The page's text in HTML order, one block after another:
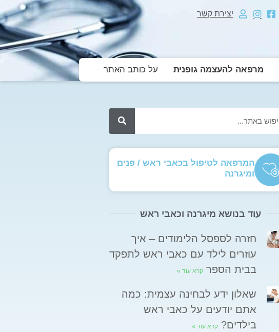
יצירת קשר
מרפאה להעצמה גופנית על כותב האתר
המרפאה לטיפול בכאבי ראש / פנים
ומיגרנה
עוד בנושא מיגרנה וכאבי ראש
חזרה לספסל הלימודים – איך
עוזרים לילד עם כאבי ראש לתפקד
בבית הספר קרא עוד »
שאלון ידע לבחינה עצמית: כמה
אתם יודעים על כאבי ראש
בילדים? קרא עוד »